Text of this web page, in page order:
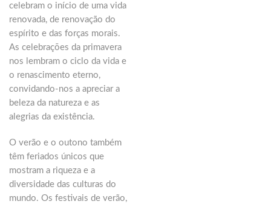
celebram o início de uma vida
renovada, de renovação do
espírito e das forças morais.
As celebrações da primavera
nos lembram o ciclo da vida e
o renascimento eterno,
convidando-nos a apreciar a
beleza da natureza e as
alegrias da existência.
O verão e o outono também
têm feriados únicos que
mostram a riqueza e a
diversidade das culturas do
mundo. Os festivais de verão,